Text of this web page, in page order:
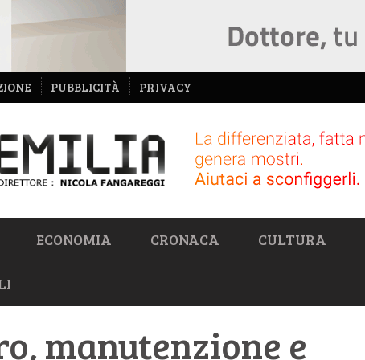
PUBBLICITÀ PRIVACY
ECONOMIA CRONACA CULTURA
manutenzione e